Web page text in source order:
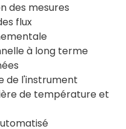
des mesures
flux
à long terme
de l'instrument
de température et